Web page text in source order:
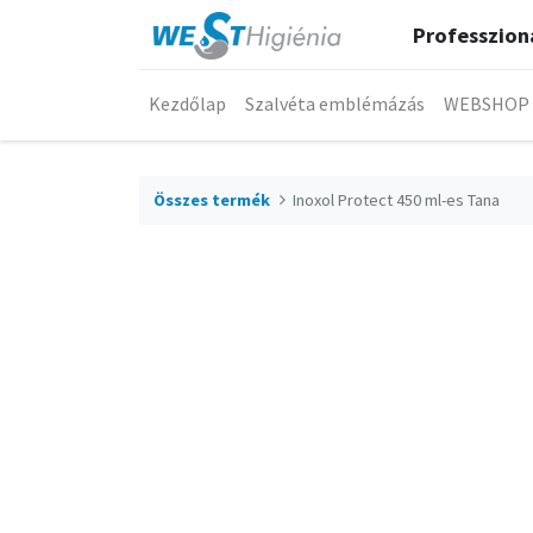
Kezdőlap Szalvéta emblémázás WEBSHOP
Összes termék Inoxol Protect 450 ml-es Tana